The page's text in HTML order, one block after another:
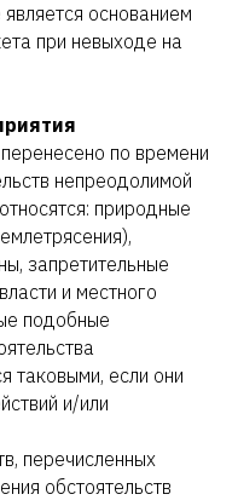
основанием
при невыходе на
по времени
непреодолимой
природные
запретительные
и местного
подобные
таковыми, если они
и/или
перечисленных
обстоятельств